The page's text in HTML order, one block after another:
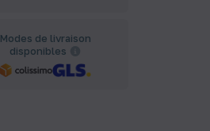
Modes de livraison
disponibles